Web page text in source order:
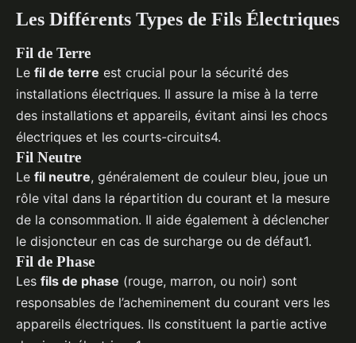
Les Différents Types de Fils Électriques
Fil de Terre
Le fil de terre est crucial pour la sécurité des
installations électriques. Il assure la mise à la terre
des installations et appareils, évitant ainsi les chocs
électriques et les courts-circuits4.
Fil Neutre
Le fil neutre, généralement de couleur bleu, joue un
rôle vital dans la répartition du courant et la mesure
de la consommation. Il aide également à déclencher
le disjoncteur en cas de surcharge ou de défaut1.
Fil de Phase
Les fils de phase (rouge, marron, ou noir) sont
responsables de l’acheminement du courant vers les
appareils électriques. Ils constituent la partie active